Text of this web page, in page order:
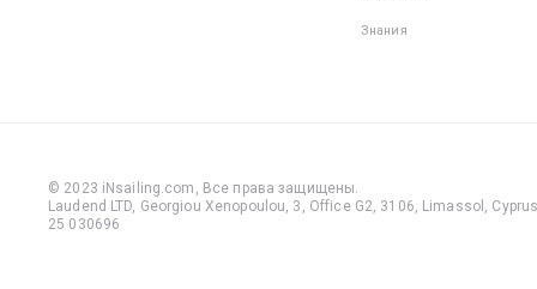
Знания
© 2023 iNsailing.com, Все права защищены.
Laudend LTD, Georgiou Xenopoulou, 3, Office G2, 3106, Limassol,
25 030696